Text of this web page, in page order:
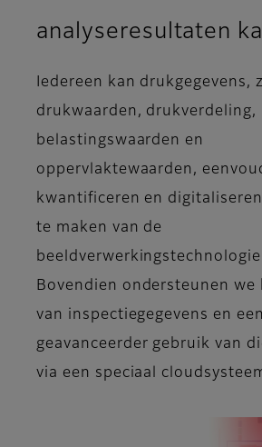
analyseresultaten
Iedereen kan drukgegevens,
drukwaarden, drukverdeling,
belastingswaarden en
oppervlaktewaarden,
kwantificeren en
te maken van de
Bovendien ondersteunen we
van inspectiegegevens en een
geavanceerder gebruik van
via een speciaal